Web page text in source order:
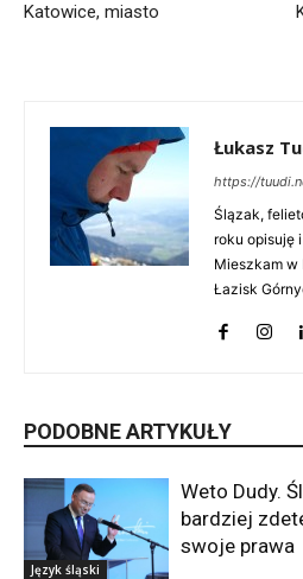
Katowice, miasto
Łukasz
https://
Ślązak,
roku opisuję
Mieszkam w
Łazisk
PODOBNE ARTYKUŁY
Język śląski
Weto Dudy.
bardziej
swoje prawa